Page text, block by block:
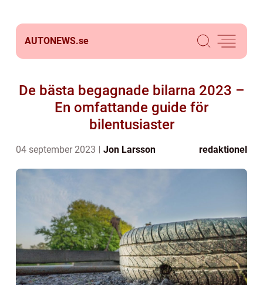
AUTONEWS.se
De bästa begagnade bilarna 2023 –
En omfattande guide för
bilentusiaster
04 september 2023 Jon Larsson redaktionel